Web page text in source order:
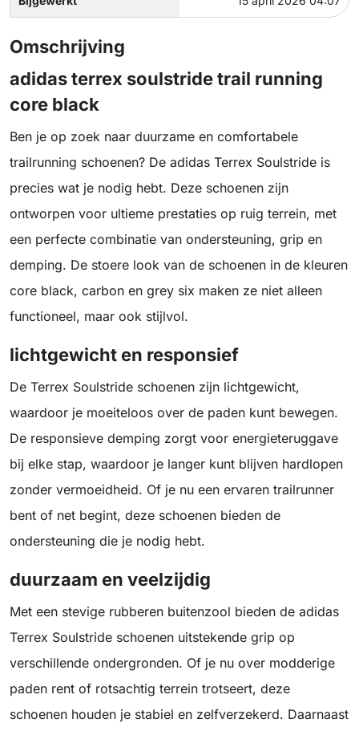
Omschrijving
adidas terrex soulstride trail running
core black
Ben je op zoek naar duurzame en comfortabele
trailrunning schoenen? De adidas Terrex Soulstride is
precies wat je nodig hebt. Deze schoenen zijn
ontworpen voor ultieme prestaties op ruig terrein, met
een perfecte combinatie van ondersteuning, grip en
demping. De stoere look van de schoenen in de kleuren
core black, carbon en grey six maken ze niet alleen
functioneel, maar ook stijlvol.
lichtgewicht en responsief
De Terrex Soulstride schoenen zijn lichtgewicht,
waardoor je moeiteloos over de paden kunt bewegen.
De responsieve demping zorgt voor energieteruggave
bij elke stap, waardoor je langer kunt blijven hardlopen
zonder vermoeidheid. Of je nu een ervaren trailrunner
bent of net begint, deze schoenen bieden de
ondersteuning die je nodig hebt.
duurzaam en veelzijdig
Met een stevige rubberen buitenzool bieden de adidas
Terrex Soulstride schoenen uitstekende grip op
verschillende ondergronden. Of je nu over modderige
paden rent of rotsachtig terrein trotseert, deze
schoenen houden je stabiel en zelfverzekerd. Daarnaast